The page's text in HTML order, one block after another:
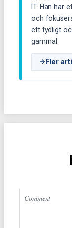
IT. Han har
och
ett tydligt
gammal.
Fler